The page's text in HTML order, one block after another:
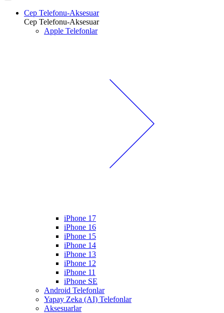
Cep Telefonu-Aksesuar
Cep Telefonu-Aksesuar
Apple Telefonlar
iPhone 17
iPhone 16
iPhone 15
iPhone 14
iPhone 13
iPhone 12
iPhone 11
iPhone SE
Android Telefonlar
Yapay Zeka (AI) Telefonlar
Aksesuarlar